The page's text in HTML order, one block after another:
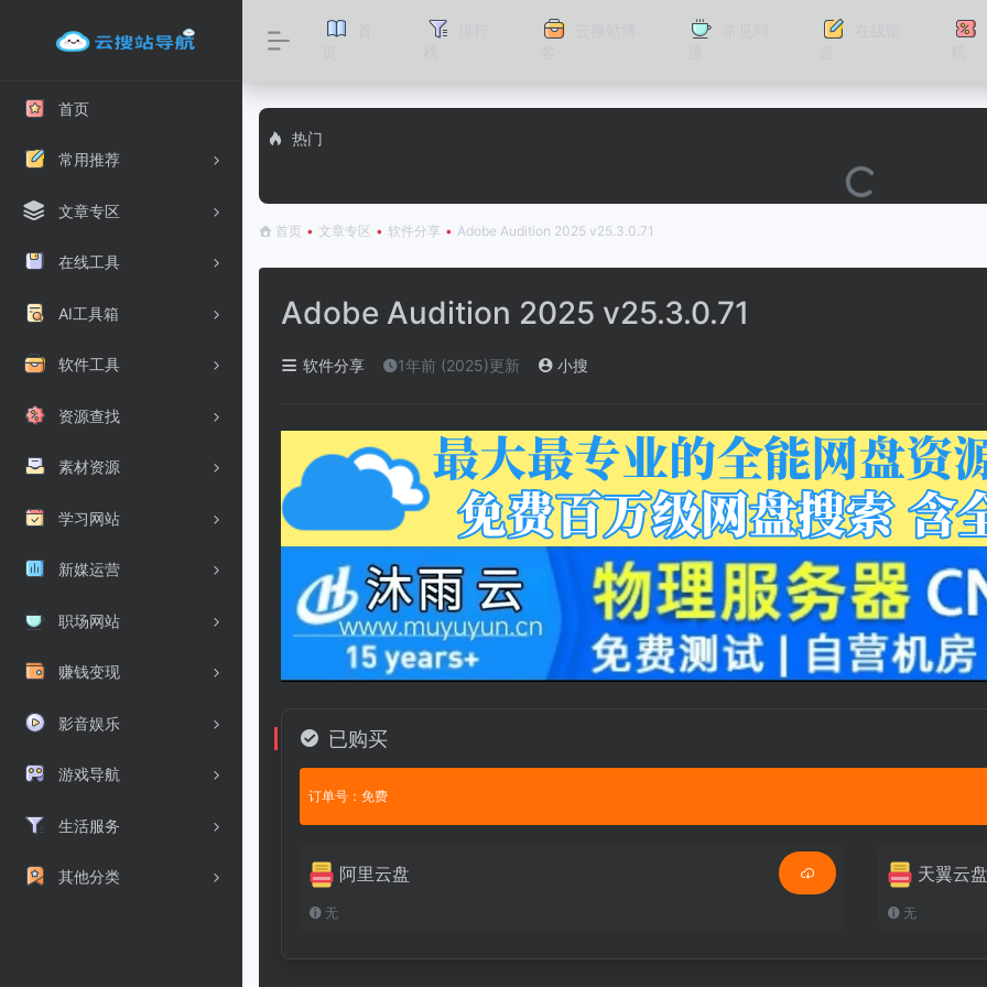
首页
常用推荐
文章专区
在线工具
AI工具箱
软件工具
资源查找
素材资源
学习网站
新媒运营
职场网站
赚钱变现
影音娱乐
游戏导航
生活服务
其他分类
热门
首页 • 文章专区 • 软件分享 • Adobe Audition 2025 v25.3.0.71
Adobe Audition 2025 v25.3.0.71
软件分享 1年前 (2025)更新 小搜
已购买
订单号：免费
阿里云盘
无
天翼云盘
无